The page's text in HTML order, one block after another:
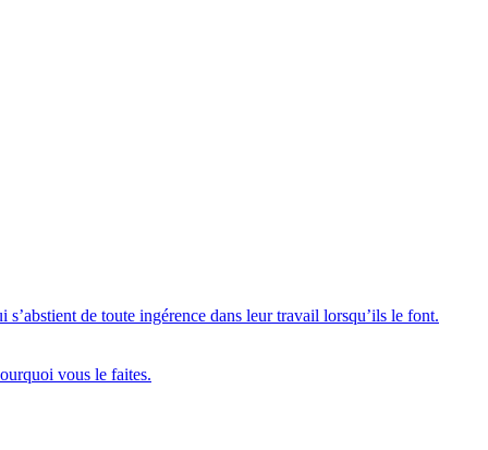
de toute ingérence dans leur travail lorsqu’ils le font.
vous le faites.